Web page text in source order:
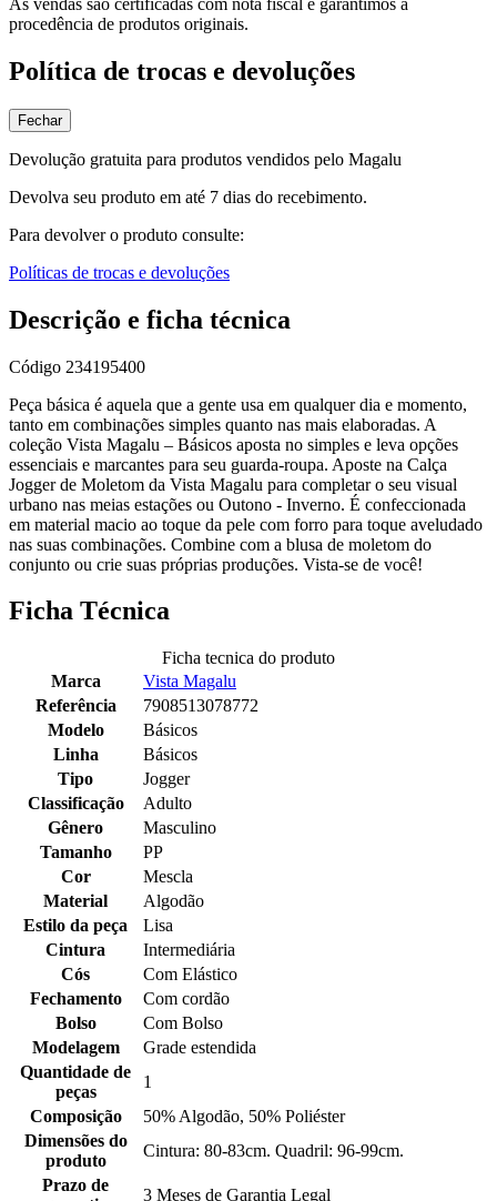
As vendas são certificadas com nota fiscal e garantimos a
procedência de produtos originais.
Política de trocas e devoluções
Fechar
Devolução gratuita para produtos vendidos pelo Magalu
Devolva seu produto em até 7 dias do recebimento.
Para devolver o produto consulte:
Políticas de trocas e devoluções
Descrição e ficha técnica
Código 234195400
Peça básica é aquela que a gente usa em qualquer dia e momento,
tanto em combinações simples quanto nas mais elaboradas. A
coleção Vista Magalu – Básicos aposta no simples e leva opções
essenciais e marcantes para seu guarda-roupa. Aposte na Calça
Jogger de Moletom da Vista Magalu para completar o seu visual
urbano nas meias estações ou Outono - Inverno. É confeccionada
em material macio ao toque da pele com forro para toque aveludado
nas suas combinações. Combine com a blusa de moletom do
conjunto ou crie suas próprias produções. Vista-se de você!
Ficha Técnica
Ficha tecnica do produto
Marca
Vista Magalu
Referência
7908513078772
Modelo
Básicos
Linha
Básicos
Tipo
Jogger
Classificação
Adulto
Gênero
Masculino
Tamanho
PP
Cor
Mescla
Material
Algodão
Estilo da peça
Lisa
Cintura
Intermediária
Cós
Com Elástico
Fechamento
Com cordão
Bolso
Com Bolso
Modelagem
Grade estendida
Quantidade de
peças
1
Composição
50% Algodão, 50% Poliéster
Dimensões do
produto
Cintura: 80-83cm. Quadril: 96-99cm.
Prazo de
3 Meses de Garantia Legal